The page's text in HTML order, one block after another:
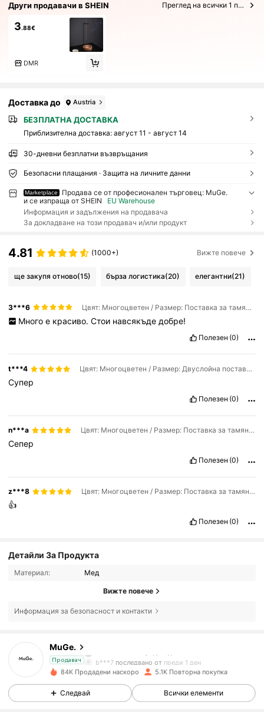
Други продавачи в SHEIN Преглед на всички 1 продавачи
3.88€
DMR
Доставка до Austria
БЕЗПЛАТНА ДОСТАВКА
Приблизителна доставка: август 11 - август 14
30-дневни безплатни възвръщания
Безопасни плащания · Защита на личните данни
Marketplace
Продава се от професионален търговец: MuGe.
и се изпраща от SHEIN
EU Warehouse
Информация и задължения на продавача
За докладване на този продавач и/или продукт
4.81 (1000+) Вижте повече
ще закупя отново(15) бърза логистика(20) елегантни(21)
3***6 Цвят: Многоцветен / Размер: Поставка за тамян 1бр
Много е красиво. Стои навсякъде добре!
Полезен (0)
t***4 Цвят: Многоцветен / Размер: Двуслойна поставка за тамян Miaolian 1БР
Супер
Полезен (0)
n***a Цвят: Многоцветен / Размер: Поставка за тамян 1бр
Сепер
Полезен (0)
z***8 Цвят: Многоцветен / Размер: Поставка за тамян 1бр
👍
Полезен (0)
Детайли За Продукта
Материал: Мед
Вижте повече
Информация за безопасност и контакти
MuGe.
Продавач b***7 последвано от преди 1 ден
946 Последователи
84K Продадени наскоро 5.1K Повторна покупка
Следвай Всички елементи